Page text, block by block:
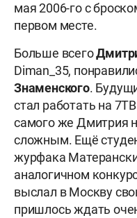
мая 2006-го с
первом месте.
Больше всего
Diman_35,
Знаменского.
стал работать на
самого же Дмитрия
сложным. Ещё
журфака
аналогичном
выслал в Москву
пришлось ждать